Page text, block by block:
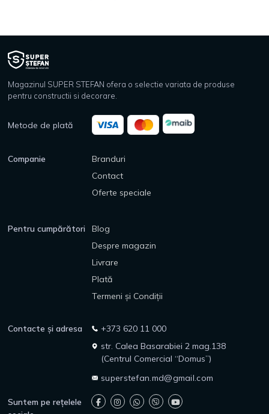
Magazinul SUPER STEFAN ofera o selectie variata de produse
pentru constructii si decorare.
Metode de plată
Companie
Branduri
Contact
Oferte speciale
Pentru cumpărători
Blog
Despre magazin
Livrare
Plată
Termeni și Condiții
Contacte și adresa
+373 620 11 000
str. Calea Basarabiei 2 mag.138
(Centrul Comercial “Domus”)
superstefan.md@gmail.com
Suntem pe rețelele